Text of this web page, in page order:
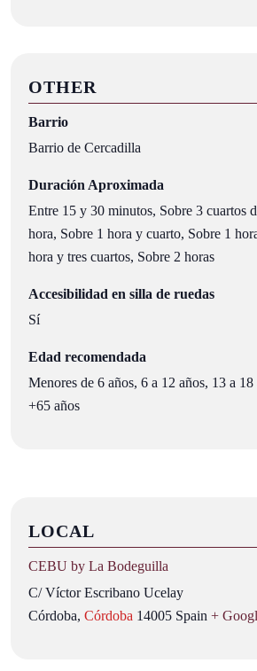
OTHER
Barrio
Barrio de Cercadilla
Duración Aproximada
Entre 15 y 30 minutos, Sobre 3 cuartos
hora, Sobre 1 hora y cuarto, Sobre 1
hora y tres cuartos, Sobre 2 horas
Accesibilidad en silla de ruedas
Sí
Edad recomendada
Menores de 6 años, 6 a 12 años, 13 a
+65 años
LOCAL
CEBU by La Bodeguilla
C/ Víctor Escribano Ucelay
Córdoba, Córdoba 14005 Spain +